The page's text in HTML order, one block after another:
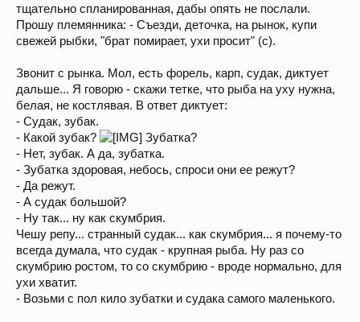
тщательно спланированная, дабы опять не послали.
Прошу племянника: - Съезди, деточка, на рынок, купи
свежей рыбки, "брат помирает, ухи просит" (с).
Звонит с рынка. Мол, есть форель, карп, судак, диктует
дальше... Я говорю - скажи тетке, что рыба на уху нужна,
белая, не костлявая. В ответ диктует:
- Судак, зубак.
- Какой зубак?
Зубатка?
- Нет, зубак. А да, зубатка.
- Зубатка здоровая, небось, спроси они ее режут?
- Да режут.
- А судак большой?
- Ну так... ну как скумбрия.
Чешу репу... странный судак... как скумбрия... я почему-то
всегда думала, что судак - крупная рыба. Ну раз со
скумбрию ростом, то со скумбрию - вроде нормально, для
ухи хватит.
- Возьми с пол кило зубатки и судака самого маленького.